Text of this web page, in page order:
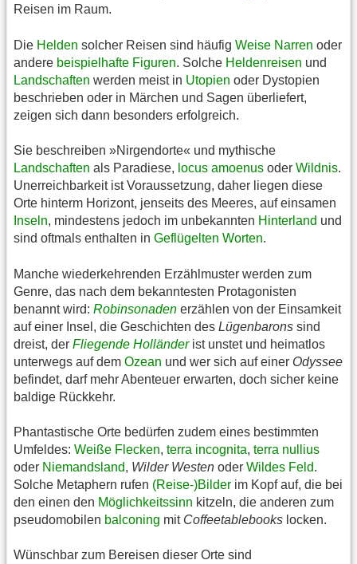
Reisen im Raum.
Die Helden solcher Reisen sind häufig Weise Narren oder
andere beispielhafte Figuren. Solche Heldenreisen und
Landschaften werden meist in Utopien oder Dystopien
beschrieben oder in Märchen und Sagen überliefert,
zeigen sich dann besonders erfolgreich.
Sie beschreiben »Nirgendorte« und mythische
Landschaften als Paradiese, locus amoenus oder Wildnis.
Unerreichbarkeit ist Voraussetzung, daher liegen diese
Orte hinterm Horizont, jenseits des Meeres, auf einsamen
Inseln, mindestens jedoch im unbekannten Hinterland und
sind oftmals enthalten in Geflügelten Worten.
Manche wiederkehrenden Erzählmuster werden zum
Genre, das nach dem bekanntesten Protagonisten
benannt wird: Robinsonaden erzählen von der Einsamkeit
auf einer Insel, die Geschichten des Lügenbarons sind
dreist, der Fliegende Holländerist unstet und heimatlos
unterwegs auf dem Ozean und wer sich auf einer Odyssee
befindet, darf mehr Abenteuer erwarten, doch sicher keine
baldige Rückkehr.
Phantastische Orte bedürfen zudem eines bestimmten
Umfeldes: Weiße Flecken, terra incognita, terra nullius
oder Niemandsland, Wilder Westen oder Wildes Feld.
Solche Metaphern rufen (Reise-)Bilder im Kopf auf, die bei
den einen den Möglichkeitssinn kitzeln, die anderen zum
pseudomobilen balconing mit Coffeetablebooks locken.
Wünschbar zum Bereisen dieser Orte sind